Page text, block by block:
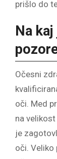
prišlo do
Na
Očesni
oči. Med
na velikost
je
oči.